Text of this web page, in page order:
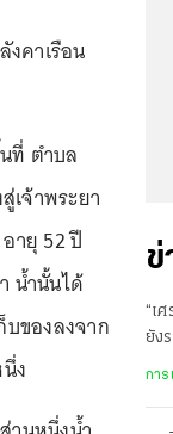
คาเรือน
ที่ ตำบล
เจ้าพระยา
ายุ 52 ปี
น้ำนั้นได้
ของลงจาก
ง
ข่
“เ
ยัง
สัง
การ